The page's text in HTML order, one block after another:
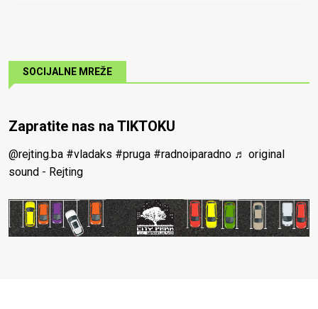
SOCIJALNE MREŽE
Zapratite nas na TIKTOKU
@rejting.ba #vladaks #pruga #radnoiparadno ♬ original
sound - Rejting